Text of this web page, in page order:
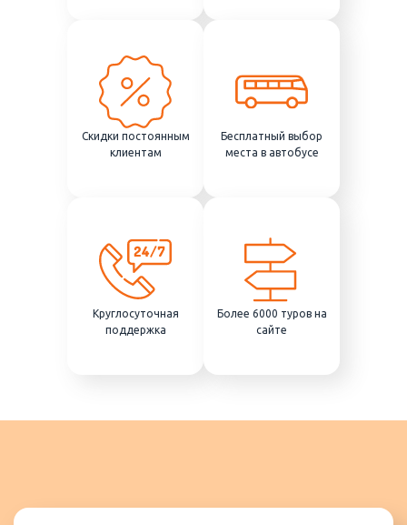
Скидки постоянным
клиентам
Бесплатный выбор
места в автобусе
Круглосуточная
поддержка
Более 6000 туров на
сайте